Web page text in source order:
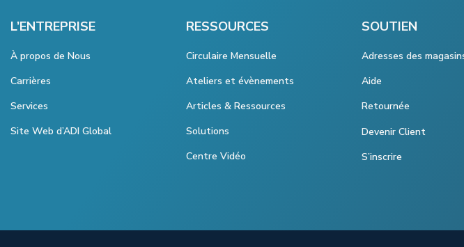
L’ENTREPRISE
À propos de Nous
Carrières
Services
Site Web d’ADI Global
RESSOURCES
Circulaire Mensuelle
Ateliers et évènements
Articles & Ressources
Solutions
Centre Vidéo
SOUTIEN
Adresses des
Aide
Retournée
Devenir Client
S’inscrire